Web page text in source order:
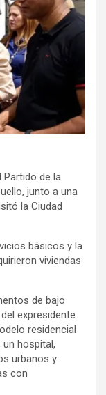
Partido de la
junto a una
la Ciudad
básicos y la
viviendas
de bajo
expresidente
residencial
hospital,
urbanos y
con